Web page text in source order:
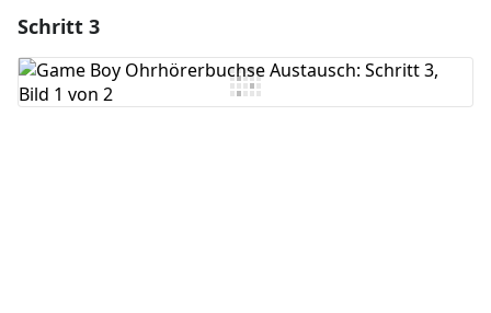
Kommentar hinzufügen
Schritt 3